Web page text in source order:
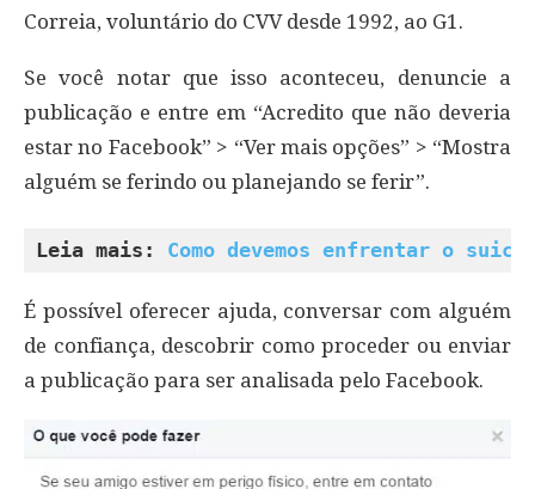
Correia, voluntário do CVV desde 1992, ao G1.
Se você notar que isso aconteceu, denuncie a
publicação e entre em “Acredito que não deveria
estar no Facebook” > “Ver mais opções” > “Mostra
alguém se ferindo ou planejando se ferir”.
Leia mais: Como devemos enfrentar o
É possível oferecer ajuda, conversar com alguém
de confiança, descobrir como proceder ou enviar
a publicação para ser analisada pelo Facebook.